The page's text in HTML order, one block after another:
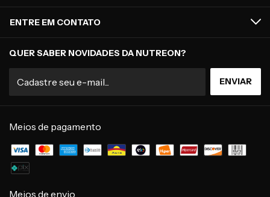
ENTRE EM CONTATO
QUER SABER NOVIDADES DA NUTREON?
Meios de pagamento
Meios de envio